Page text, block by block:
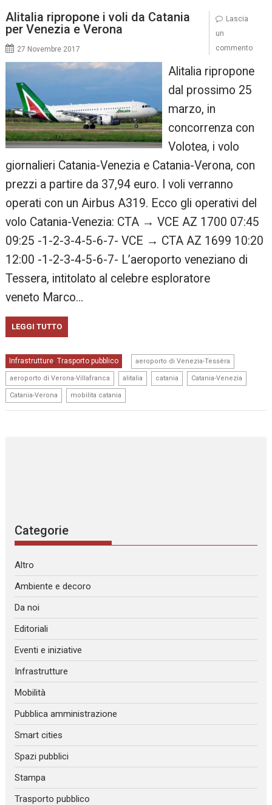
Alitalia ripropone i voli da Catania
per Venezia e Verona
27 Novembre 2017
Alitalia ripropone
dal prossimo 25
marzo, in
concorrenza con
Volotea, i volo
giornalieri Catania-Venezia e Catania-Verona, con
prezzi a partire da 37,94 euro. I voli verranno
operati con un Airbus A319. Ecco gli operativi del
volo Catania-Venezia: CTA → VCE AZ 1700 07:45
09:25 -1-2-3-4-5-6-7- VCE → CTA AZ 1699 10:20
12:00 -1-2-3-4-5-6-7- L’aeroporto veneziano di
Tessera, intitolato al celebre esploratore
veneto Marco…
LEGGI TUTTO
Infrastrutture,Trasporto pubblico aeroporto di Venezia-Tessèra
aeroporto di Verona-Villafranca alitalia catania Catania-Venezia
Catania-Verona mobilita catania
Lascia
un
commento
Categorie
Altro
Ambiente e decoro
Da noi
Editoriali
Eventi e iniziative
Infrastrutture
Mobilità
Pubblica amministrazione
Smart cities
Spazi pubblici
Stampa
Trasporto pubblico